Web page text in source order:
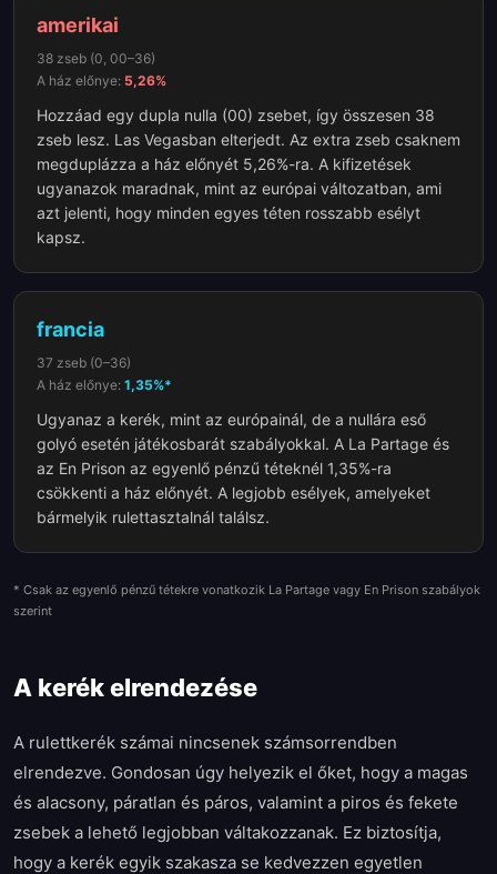
amerikai
38 zseb (0, 00–36)
A ház előnye: 5,26%
Hozzáad egy dupla nulla (00) zsebet, így összesen 38
zseb lesz. Las Vegasban elterjedt. Az extra zseb csaknem
megduplázza a ház előnyét 5,26%-ra. A kifizetések
ugyanazok maradnak, mint az európai változatban, ami
azt jelenti, hogy minden egyes téten rosszabb esélyt
kapsz.
francia
37 zseb (0–36)
A ház előnye: 1,35%*
Ugyanaz a kerék, mint az európainál, de a nullára eső
golyó esetén játékosbarát szabályokkal. A La Partage és
az En Prison az egyenlő pénzű téteknél 1,35%-ra
csökkenti a ház előnyét. A legjobb esélyek, amelyeket
bármelyik rulettasztalnál találsz.
* Csak az egyenlő pénzű tétekre vonatkozik La Partage vagy En Prison szabályok
szerint
A kerék elrendezése
A rulettkerék számai nincsenek számsorrendben
elrendezve. Gondosan úgy helyezik el őket, hogy a magas
és alacsony, páratlan és páros, valamint a piros és fekete
zsebek a lehető legjobban váltakozzanak. Ez biztosítja,
hogy a kerék egyik szakasza se kedvezzen egyetlen